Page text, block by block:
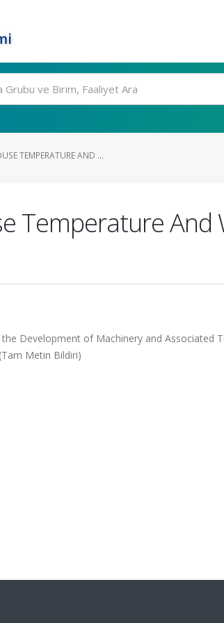
TEMPERATURE AND ...
Temperature And
Development of Machinery and Associated
Metin Bildiri)